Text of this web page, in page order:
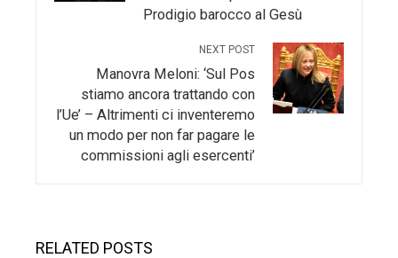
Prodigio barocco al Gesù
NEXT POST
Manovra Meloni: ‘Sul Pos
stiamo ancora trattando con
l’Ue’ – Altrimenti ci inventeremo
un modo per non far pagare le
commissioni agli esercenti’
RELATED POSTS